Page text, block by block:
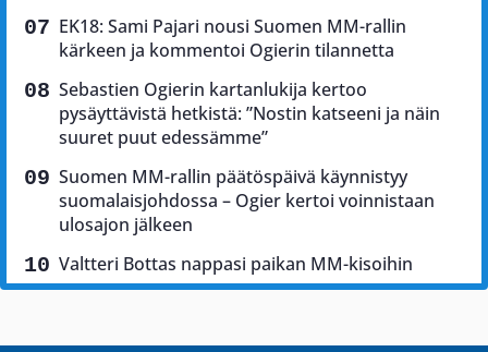
EK18: Sami Pajari nousi Suomen MM-rallin
kärkeen ja kommentoi Ogierin tilannetta
Sebastien Ogierin kartanlukija kertoo
pysäyttävistä hetkistä: ”Nostin katseeni ja näin
suuret puut edessämme”
Suomen MM-rallin päätöspäivä käynnistyy
suomalaisjohdossa – Ogier kertoi voinnistaan
ulosajon jälkeen
Valtteri Bottas nappasi paikan MM-kisoihin